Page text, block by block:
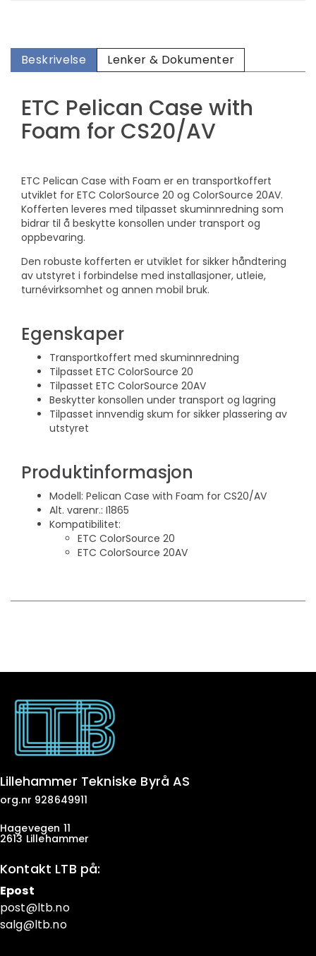
Beskrivelse Lenker & Dokumenter
ETC Pelican Case with
Foam for CS20/AV
ETC Pelican Case with Foam er en transportkoffert
utviklet for ETC ColorSource 20 og ColorSource 20AV.
Kofferten leveres med tilpasset skuminnredning som
bidrar til å beskytte konsollen under transport og
oppbevaring.
Den robuste kofferten er utviklet for sikker håndtering
av utstyret i forbindelse med installasjoner, utleie,
turnévirksomhet og annen mobil bruk.
Egenskaper
Transportkoffert med skuminnredning
Tilpasset ETC ColorSource 20
Tilpasset ETC ColorSource 20AV
Beskytter konsollen under transport og lagring
Tilpasset innvendig skum for sikker plassering av
utstyret
Produktinformasjon
Modell: Pelican Case with Foam for CS20/AV
Alt. varenr.: I1865
Kompatibilitet:
ETC ColorSource 20
ETC ColorSource 20AV
Lillehammer Tekniske Byrå AS
org.nr 928649911
Hagevegen 11
2613 Lillehammer
Kontakt LTB på:
Epost
post@ltb.no
salg@ltb.no